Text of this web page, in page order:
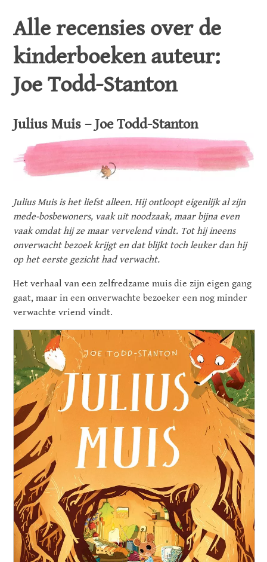
Alle recensies over de
kinderboeken auteur:
Joe Todd-Stanton
Julius Muis – Joe Todd-Stanton
Julius Muis is het liefst alleen. Hij ontloopt eigenlijk al zijn
mede-bosbewoners, vaak uit noodzaak, maar bijna even
vaak omdat hij ze maar vervelend vindt. Tot hij ineens
onverwacht bezoek krijgt en dat blijkt toch leuker dan hij
op het eerste gezicht had verwacht.
Het verhaal van een zelfredzame muis die zijn eigen gang
gaat, maar in een onverwachte bezoeker een nog minder
verwachte vriend vindt.